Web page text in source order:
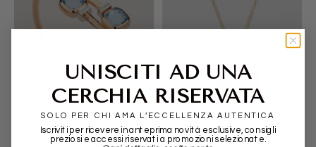
POMELLATO ALIITA
UNISCITI AD UNA
CERCHIA RISERVATA
SOLO PER CHI AMA L’ECCELLENZA AUTENTICA
Iscriviti per ricevere in anteprima novità esclusive, consigli
preziosi e accessi riservati a promozioni selezionate.